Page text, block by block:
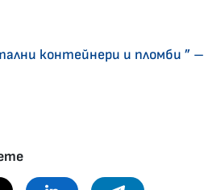
контейнери и пломби ” –